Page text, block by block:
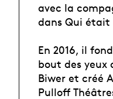
avec la
dans Qui était
En 2016, il
bout des yeux
Biwer et créé
Pulloff